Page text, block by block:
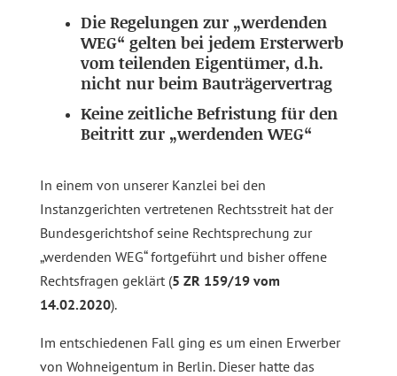
Die Regelungen zur „werdenden
WEG“ gelten bei jedem Ersterwerb
vom teilenden Eigentümer, d.h.
nicht nurbeim Bauträgervertrag
Keine zeitliche Befristung für den
Beitritt zur „werdenden WEG“
In einem von unserer Kanzlei bei den
Instanzgerichten vertretenen Rechtsstreit hat der
Bundesgerichtshof seine Rechtsprechung zur
„werdenden WEG“ fortgeführt und bisher offene
Rechtsfragen geklärt (5 ZR 159/19 vom
14.02.2020).
Im entschiedenen Fall ging es um einen Erwerber
von Wohneigentum in Berlin. Dieser hatte das